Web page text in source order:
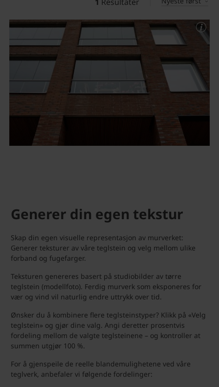
Generer din egen tekstur
Skap din egen visuelle representasjon av murverket:
Generer teksturer av våre teglstein og velg mellom ulike
forband og fugefarger.
Teksturen genereres basert på studiobilder av tørre
teglstein (modellfoto). Ferdig murverk som eksponeres for
vær og vind vil naturlig endre uttrykk over tid.
Ønsker du å kombinere flere teglsteinstyper? Klikk på «Velg
teglstein» og gjør dine valg. Angi deretter prosentvis
fordeling mellom de valgte teglsteinene – og kontroller at
summen utgjør 100 %.
For å gjenspeile de reelle blandemulighetene ved våre
teglverk, anbefaler vi følgende fordelinger: